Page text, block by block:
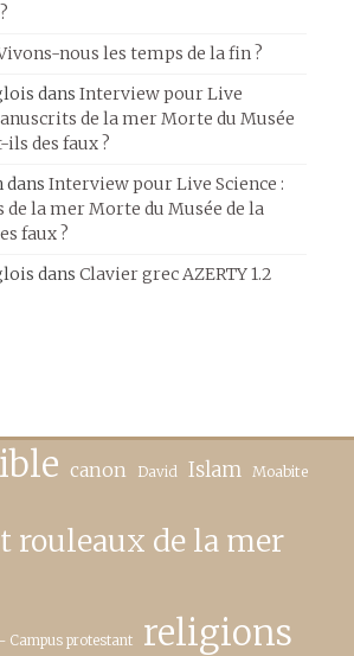
nous les temps de la fin ?
dans Interview pour Live
de la mer Morte du Musée
des faux ?
dans Interview pour Live Science :
la mer Morte du Musée de la
faux ?
dans Clavier grec AZERTY 1.2
canon David Islam Moabite
rouleaux de la mer
Campus protestant religions